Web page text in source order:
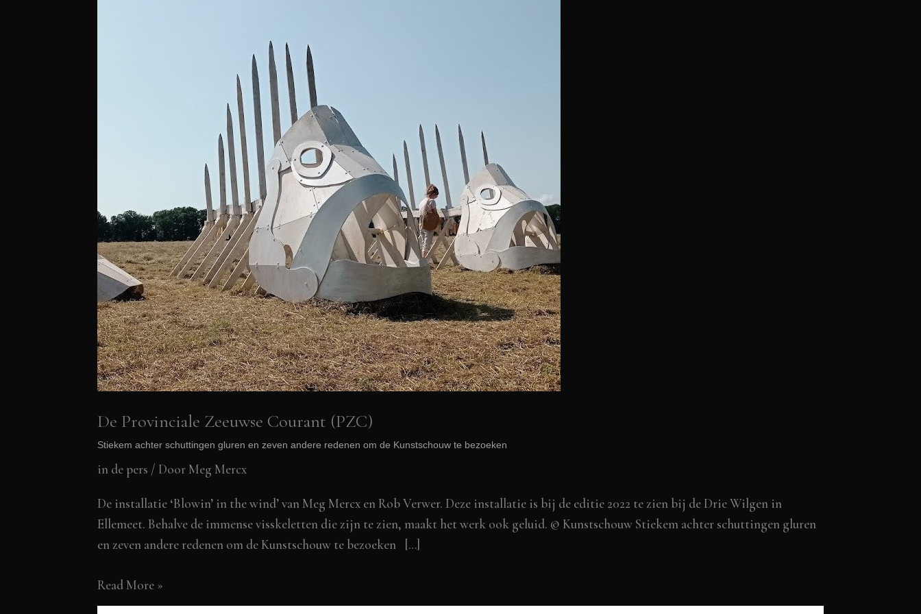
De Provinciale Zeeuwse Courant (PZC)
Stiekem achter schuttingen gluren en zeven andere redenen om de Kunstschouw te bezoeken
in de pers / Door Meg Mercx
De installatie ‘Blowin’ in the wind’ van Meg Mercx en Rob Verwer. Deze installatie is bij de editie 2022 te zien bij de Drie Wilgen in
Ellemeet. Behalve de immense visskeletten die zijn te zien, maakt het werk ook geluid. © Kunstschouw Stiekem achter schuttingen gluren
en zeven andere redenen om de Kunstschouw te bezoeken […]
De
Provinciale
Read More »